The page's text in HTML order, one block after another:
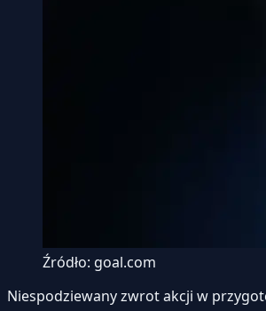
Źródło: goal.com
Niespodziewany zwrot akcji w